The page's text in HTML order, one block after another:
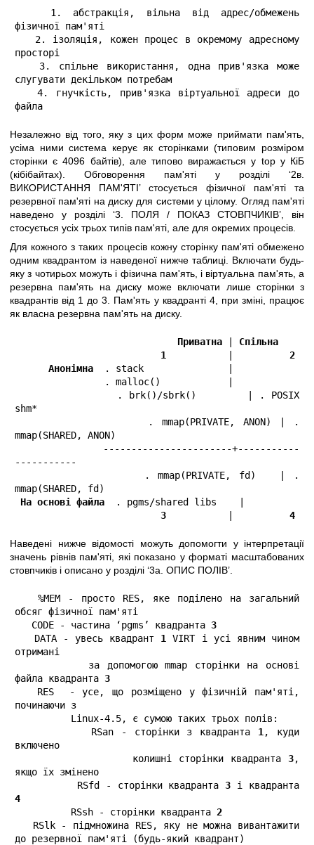
фізичної пам'яті
просторі
слугувати декільком потребам
   4. гнучкість, прив'язка віртуальної адреси до
файла
Незалежно від того, яку з цих форм може приймати пам'ять,
усіма ними система керує як сторінками (типовим розміром
сторінки є 4096 байтів), але типово виражається у top у КіБ
(кібібайтах). Обговорення пам'яті у розділі ‘2в.
ВИКОРИСТАННЯ ПАМ'ЯТІ’ стосується фізичної пам'яті та
резервної пам'яті на диску для системи у цілому. Огляд пам'яті
наведено у розділі ‘3. ПОЛЯ / ПОКАЗ СТОВПЧИКІВ’, він
стосується усіх трьох типів пам'яті, але для окремих процесів.
Для кожного з таких процесів кожну сторінку пам'яті обмежено
одним квадрантом із наведеної нижче таблиці. Включати будь-
яку з чотирьох можуть і фізична пам'ять, і віртуальна пам'ять, а
резервна пам'ять на диску може включати лише сторінки з
квадрантів від 1 до 3. Пам'ять у квадранті 4, при зміні, працює
як власна резервна пам'ять на диску.
Приватна
Спільна
1
2
Анонімна
  . stack               |
shm*
mmap(SHARED, ANON)
-----------
mmap(SHARED, fd)
На основі файла
  . pgms/shared libs    |
3
4
Наведені нижче відомості можуть допомогти у інтерпретації
значень рівнів пам'яті, які показано у форматі масштабованих
стовпчиків і описано у розділі ‘3а. ОПИС ПОЛІВ’.
обсяг фізичної пам'яті
   CODE - частина ‘pgms’ квадранта
3
   DATA - увесь квадрант
1
VIRT і усі явним чином
отримані
файла квадранта 3
починаючи з
          RSan - сторінки з квадранта
1 , куди
включено
                 колишні сторінки квадранта
3,
якщо їх змінено
          RSfd - сторінки квадранта
3
4
          RSsh - сторінки квадранта
2
до резервної пам'яті (будь-який квадрант)